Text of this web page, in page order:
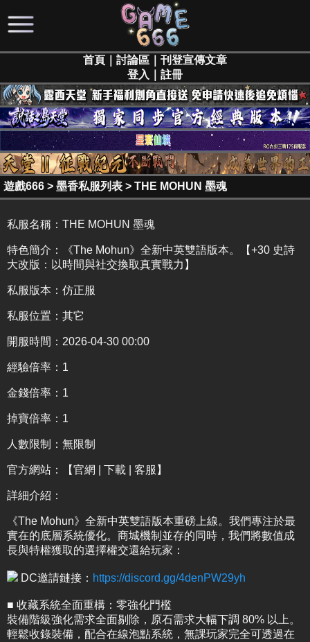
首頁 討論區
刊登宣傳文章
登入
註冊
遊戲666 > 墨香私服列表 > THE MOHUN 墨魂
私服名稱： THE MOHUN 墨魂
特色簡介：
《The Mohun》全新中英雙語版本。【+30 史詩
大改版：以時間與社交換取真實戰力】
私服版本：仿正服
私服位置：其它
開服時間：2026-04-30 00:00
經驗倍率：1
金錢倍率：1
掉寶倍率：1
人數限制：無限制
官方網站： 【官網 | 下載 | 客服】
詳細介紹 ：
《The Mohun》全新中英雙語版本重磅上線。我們專注於最
實在的底層系統優化。商城機制並存的同時，我們將數值成
長與特權獲取的選擇權交還給玩家：
DC邀請鏈接： https://discord.gg/4denPW29yh
■ 收藏系統全面重構：零強化門檻
裝備階級強化需求全面剔除，原石需求大幅下調 80% 以上。
輕鬆收錄裝備，配合在線泡點系統，無課玩家完全可透過在